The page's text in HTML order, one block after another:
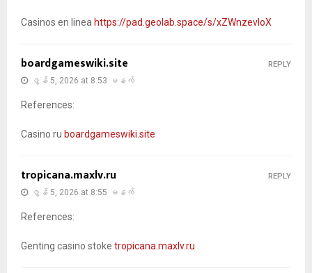
Casinos en linea https://pad.geolab.space/s/xZWnzevIoX
boardgameswiki.site
ဇွန် 5, 2026 at 8:53 မနက်
References:
Casino ru boardgameswiki.site
REPLY
tropicana.maxlv.ru
ဇွန် 5, 2026 at 8:55 မနက်
References:
Genting casino stoke tropicana.maxlv.ru
REPLY